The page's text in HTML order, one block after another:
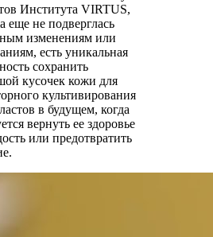
Института VIRTUS,
еще не подверглась
изменениям или
есть уникальная
сохранить
кусочек кожи для
культивирования
в будущем, когда
вернуть ее здоровье
или предотвратить